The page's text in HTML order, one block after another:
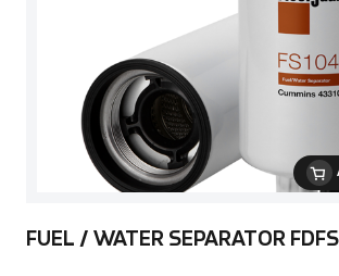
FUEL / WATER SEPARATOR